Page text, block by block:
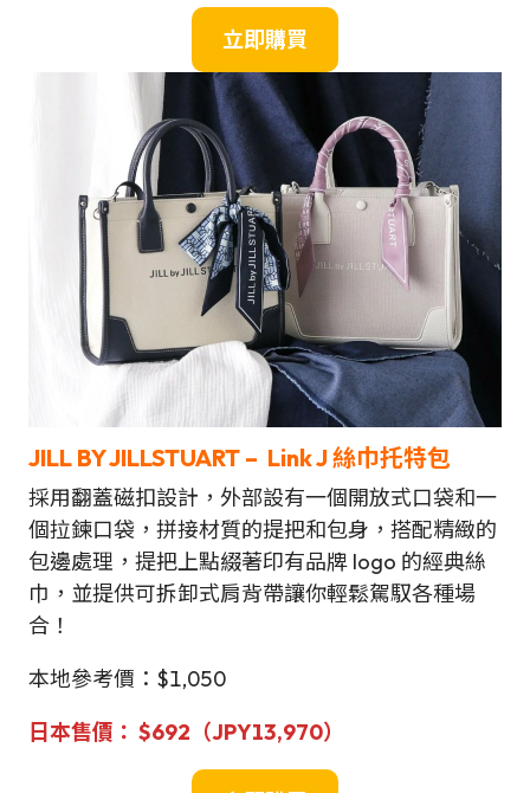
立即購買
JILL BY JILLSTUART – Link J 絲巾托特包
採用翻蓋磁扣設計，外部設有一個開放式口袋和一
個拉鍊口袋，拼接材質的提把和包身，搭配精緻的
包邊處理，提把上點綴著印有品牌 logo 的經典絲
巾，並提供可拆卸式肩背帶讓你輕鬆駕馭各種場
合！
本地參考價：$1,050
日本售價： $692（JPY13,970）